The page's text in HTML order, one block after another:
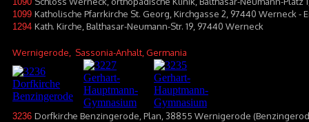
1099 Katholische Pfarrkirche St. Georg, Kirchgasse 2, 97440 Werneck -
1294 Kath. Kirche, Balthasar-Neumann-Str. 19, 97440 Werneck
Wernigerode , Sassonia-Anhalt, Germania
3236 Dorfkirche Benzingerode, Plan, 38855 Wernigerode